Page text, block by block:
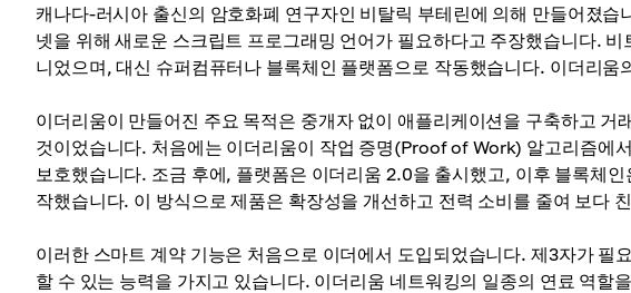
캐나다-러시아 출신의 암호화폐 연구자인 비탈릭 부테린에 의해 만들어졌
넷을 위해 새로운 스크립트 프로그래밍 언어가 필요하다고 주장했습니다.
니었으며, 대신 슈퍼컴퓨터나 블록체인 플랫폼으로 작동했습니다. 이더리
이더리움이 만들어진 주요 목적은 중개자 없이 애플리케이션을 구축하고
것이었습니다. 처음에는 이더리움이 작업 증명(Proof of Work) 알고리즘에
보호했습니다. 조금 후에, 플랫폼은 이더리움 2.0을 출시했고, 이후 블록체
작했습니다. 이 방식으로 제품은 확장성을 개선하고 전력 소비를 줄여 보다
이러한 스마트 계약 기능은 처음으로 이더에서 도입되었습니다. 제3자가 필
할 수 있는 능력을 가지고 있습니다. 이더리움 네트워킹의 일종의 연료 역할